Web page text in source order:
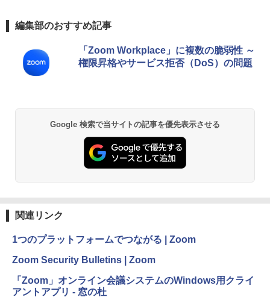
編集部のおすすめ記事
「Zoom Workplace」に複数の脆弱性 ～
権限昇格やサービス拒否（DoS）の問題
Google 検索で当サイトの記事を優先表示させる
関連リンク
1つのプラットフォームでつながる | Zoom
Zoom Security Bulletins | Zoom
「Zoom」オンライン会議システムのWindows用クライ
アントアプリ - 窓の杜